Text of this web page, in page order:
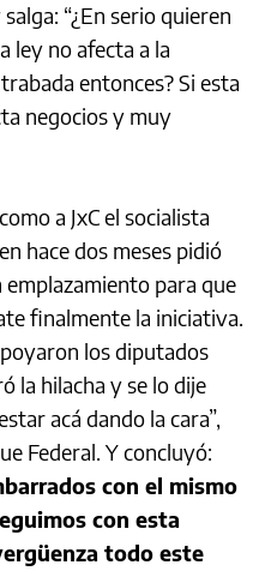
“¿En serio quieren
ley no afecta a la
entonces? Si esta
negocios y muy
a JxC el socialista
hace dos meses pidió
para que
finalmente la iniciativa.
los diputados
la hilacha y se lo dije
acá dando la cara”,
Federal. Y concluyó:
con el mismo
con esta
todo este